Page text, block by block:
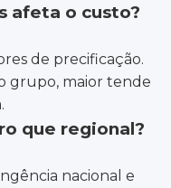
afeta o custo?
de precificação.
grupo, maior tende
que regional?
nacional e